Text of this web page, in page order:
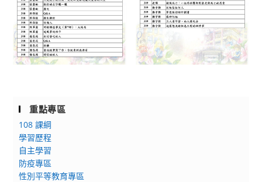
重點專區
108 課綱
學習歷程
自主學習
防疫專區
性別平等教育專區